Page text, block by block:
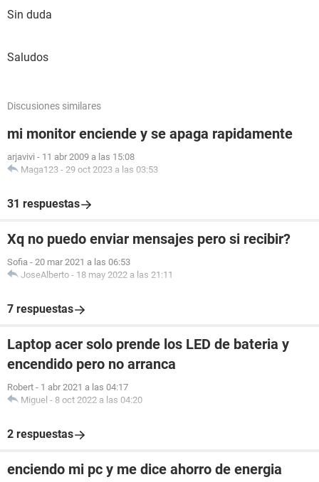
Sin duda
Saludos
Discusiones similares
mi monitor enciende y se apaga rapidamente
arjavivi - 11 abr 2009 a las 15:08
Maga123 - 29 oct 2023 a las 03:53
31 respuestas
Xq no puedo enviar mensajes pero si recibir?
Sofia - 20 mar 2021 a las 06:53
JoseAlberto - 18 may 2022 a las 21:11
7 respuestas
Laptop acer solo prende los LED de bateria y
encendido pero no arranca
Robert - 1 abr 2021 a las 04:17
Miguel - 8 oct 2022 a las 04:20
2 respuestas
enciendo mi pc y me dice ahorro de energia